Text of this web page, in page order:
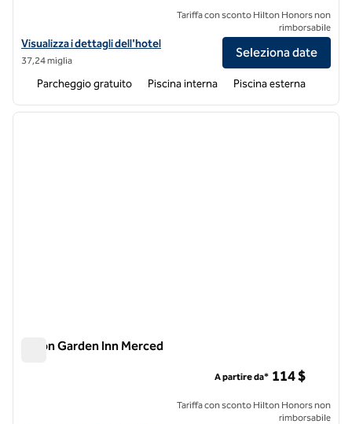
Visualizza i dettagli dell'hotel DoubleTree by Hilton Hotel Fresno
Visualizza i dettagli dell'hotel
37,24 miglia
Tariffa con sconto Hilton Honors non
rimborsabile
Seleziona date
Parcheggio gratuito Piscina interna Piscina esterna
1 di 12
Hilton Garden Inn Merced
A partire da* 114 $
Tariffa con sconto Hilton Honors non
rimborsabile